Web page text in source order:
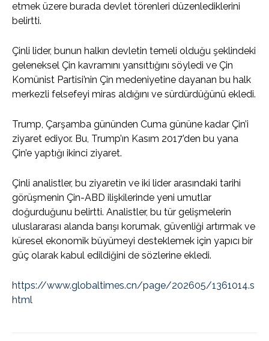
etmek üzere burada devlet törenleri düzenlediklerini
belirtti.
Çinli lider, bunun halkın devletin temeli olduğu şeklindeki
geleneksel Çin kavramını yansıttığını söyledi ve Çin
Komünist Partisi’nin Çin medeniyetine dayanan bu halk
merkezli felsefeyi miras aldığını ve sürdürdüğünü ekledi.
Trump, Çarşamba gününden Cuma gününe kadar Çin’i
ziyaret ediyor. Bu, Trump’ın Kasım 2017’den bu yana
Çin’e yaptığı ikinci ziyaret.
Çinli analistler, bu ziyaretin ve iki lider arasındaki tarihi
görüşmenin Çin-ABD ilişkilerinde yeni umutlar
doğurduğunu belirtti. Analistler, bu tür gelişmelerin
uluslararası alanda barışı korumak, güvenliği artırmak ve
küresel ekonomik büyümeyi desteklemek için yapıcı bir
güç olarak kabul edildiğini de sözlerine ekledi.
https://www.globaltimes.cn/page/202605/1361014.s
html